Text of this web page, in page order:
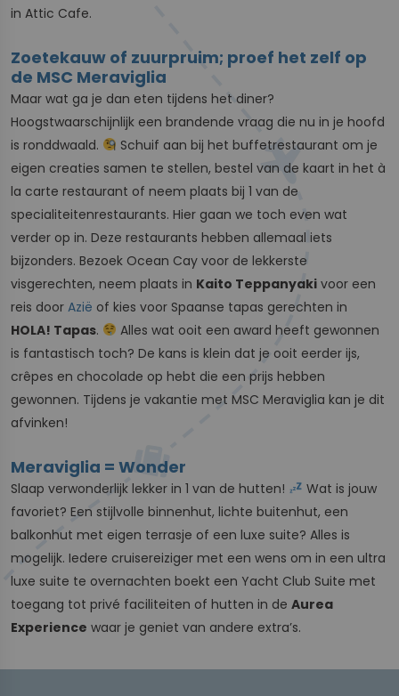
in Attic Cafe.
Zoetekauw of zuurpruim; proef het zelf op
de MSC Meraviglia
Maar wat ga je dan eten tijdens het diner?
Hoogstwaarschijnlijk een brandende vraag die nu in je hoofd
is ronddwaald.
Schuif aan bij het buffetrestaurant om je
eigen creaties samen te stellen, bestel van de kaart in het à
la carte restaurant of neem plaats bij 1 van de
specialiteitenrestaurants. Hier gaan we toch even wat
verder op in. Deze restaurants hebben allemaal iets
bijzonders. Bezoek Ocean Cay voor de lekkerste
visgerechten, neem plaats in Kaito Teppanyaki voor een
reis door Azië of kies voor Spaanse tapas gerechten in
HOLA! Tapas.
Alles wat ooit een award heeft gewonnen
is fantastisch toch? De kans is klein dat je ooit eerder ijs,
crêpes en chocolade op hebt die een prijs hebben
gewonnen. Tijdens je vakantie met MSC Meraviglia kan je dit
afvinken!
Meraviglia = Wonder
Slaap verwonderlijk lekker in 1 van de hutten!
Wat is jouw
favoriet? Een stijlvolle binnenhut, lichte buitenhut, een
balkonhut met eigen terrasje of een luxe suite? Alles is
mogelijk. Iedere cruisereiziger met een wens om in een ultra
luxe suite te overnachten boekt een Yacht Club Suite met
toegang tot privé faciliteiten of hutten in de Aurea
Experience waar je geniet van andere extra’s.